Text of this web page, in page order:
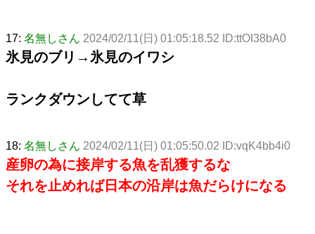
17: 名無しさん 2024/02/11(日) 01:05:18.52 ID:ttOI38bA0
氷見のブリ→氷見のイワシ
ランクダウンしてて草
18: 名無しさん 2024/02/11(日) 01:05:50.02 ID:vqK4bb4i0
産卵の為に接岸する魚を乱獲するな
それを止めれば日本の沿岸は魚だらけになる